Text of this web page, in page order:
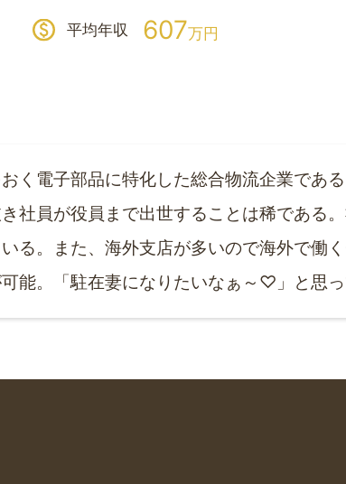
平均年収 607万円
く電子部品に特化した総合物流企業であ
社員が役員まで出世することは稀である
る。また、海外支店が多いので海外で働
能。「駐在妻になりたいなぁ～♡」と思